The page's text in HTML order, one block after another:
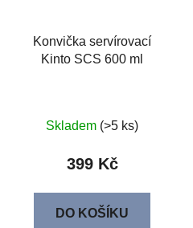
Konvička servírovací
Kinto SCS 600 ml
Skladem (>5 ks)
399 Kč
DO KOŠÍKU